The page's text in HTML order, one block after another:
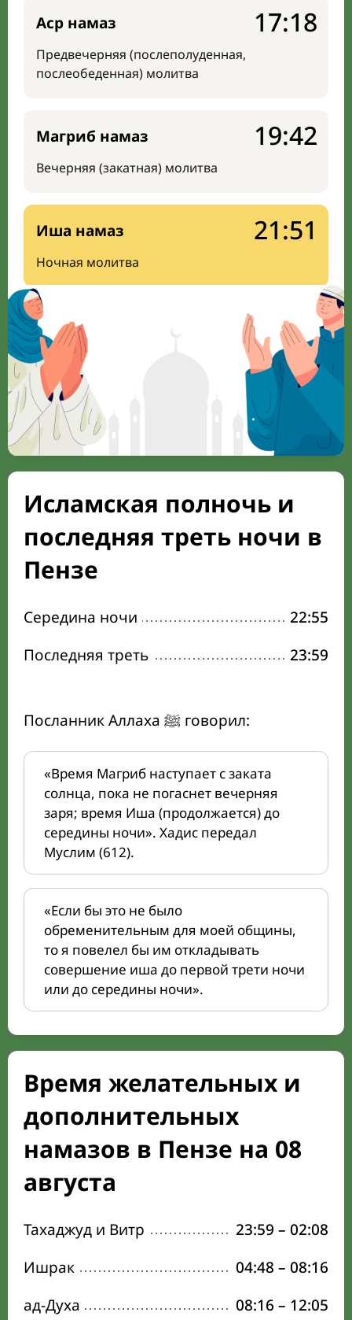
Аср намаз
Предвечерняя (послеполуденная,
послеобеденная) молитва
17:18
Магриб намаз
Вечерняя (закатная) молитва
19:42
Иша намаз
Ночная молитва
21:51
Исламская полночь и
последняя треть ночи в
Пензе
Середина ночи
22:55
Последняя треть
23:59
Посланник Аллаха ﷺ говорил:
«Время Магриб наступает с заката
солнца, пока не погаснет вечерняя
заря; время Иша (продолжается) до
середины ночи». Хадис передал
Муслим (612).
«Если бы это не было
обременительным для моей общины,
то я повелел бы им откладывать
совершение иша до первой трети ночи
или до середины ночи».
Время желательных и
дополнительных
намазов в Пензе на 08
августа
Тахаджуд и Витр 23:59 – 02:08
Ишрак
04:48 – 08:16
ад-Духа
08:16 – 12:05